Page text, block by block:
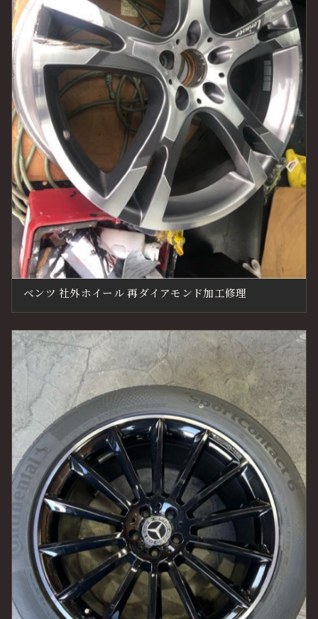
ベンツ 社外ホイール 再ダイアモンド加工修理